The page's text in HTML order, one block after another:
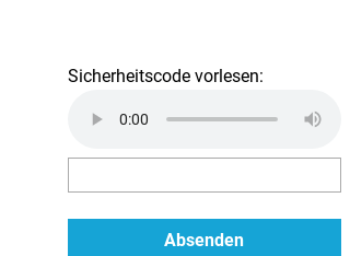
Sicherheitscode vorlesen: